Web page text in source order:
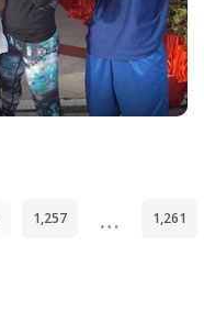
1,257 … 1,261